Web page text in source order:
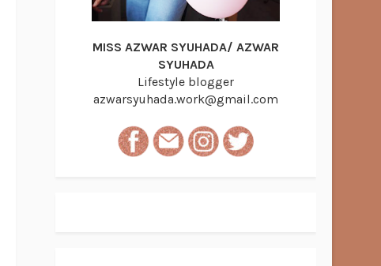
MISS AZWAR SYUHADA/ AZWAR
SYUHADA
Lifestyle blogger
azwarsyuhada.work@gmail.com